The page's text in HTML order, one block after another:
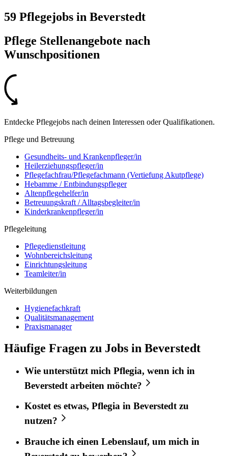
59 Pflegejobs in Beverstedt
Pflege Stellenangebote nach
Wunschpositionen
Entdecke Pflegejobs nach deinen Interessen oder Qualifikationen.
Pflege und Betreuung
Gesundheits- und Krankenpfleger/in
Heilerziehungspfleger/in
Pflegefachfrau/Pflegefachmann (Vertiefung Akutpflege)
Hebamme / Entbindungspfleger
Altenpflegehelfer/in
Betreuungskraft / Alltagsbegleiter/in
Kinderkrankenpfleger/in
Pflegeleitung
Pflegedienstleitung
Wohnbereichsleitung
Einrichtungsleitung
Teamleiter/in
Weiterbildungen
Hygienefachkraft
Qualitätsmanagement
Praxismanager
Häufige Fragen zu Jobs in Beverstedt
Wie unterstützt mich Pflegia, wenn ich in
Beverstedt arbeiten möchte?
Kostet es etwas, Pflegia in Beverstedtzu
nutzen?
Brauche ich einen Lebenslauf, um mich in